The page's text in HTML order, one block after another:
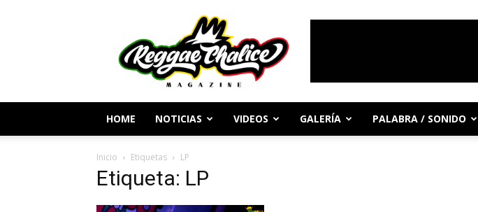
Periodismo
y
Cultura
Reggae
HOME NOTICIAS VIDEOS GALERÍA PALABRA / SONIDO
Inicio Etiquetas LP
Etiqueta: LP